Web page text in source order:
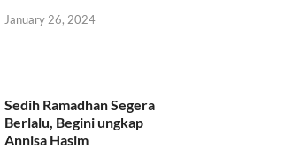
January 26, 2024
Sedih Ramadhan Segera
Berlalu, Begini ungkap
Annisa Hasim